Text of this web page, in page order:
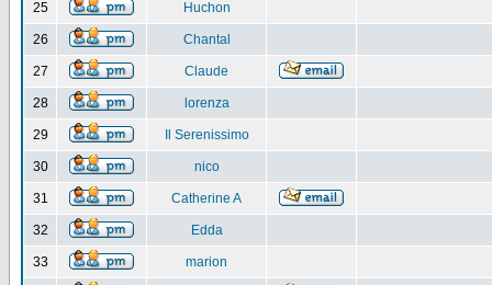
25 Huchon
26 Chantal
27 Claude
28 lorenza
29 Il Serenissimo
30 nico
31 Catherine A
32 Edda
33 marion